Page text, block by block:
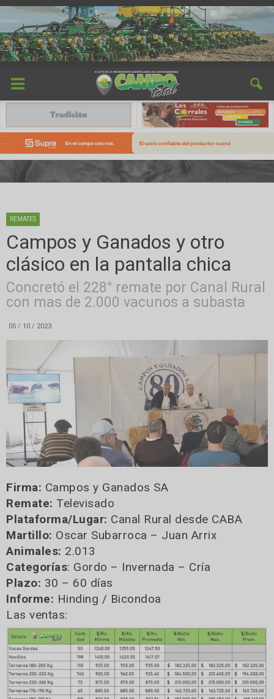
REMATES
Campos y Ganados y otro
clásico en la pantalla chica
Concretó el 228° remate por Canal Rural
con mas de 2.000 vacunos a subasta
05 / 10 / 2023
Firma: Campos y Ganados SA
Remate: Televisado
Plataforma/Lugar: Canal Rural desde CABA
Martillo: Oscar Subarroca – Juan Arrix
Animales: 2.013
Categorías: Gordo – Invernada – Cría
Plazo: 30 – 60 días
Informe: Hinding / Bicondoa
Las ventas: